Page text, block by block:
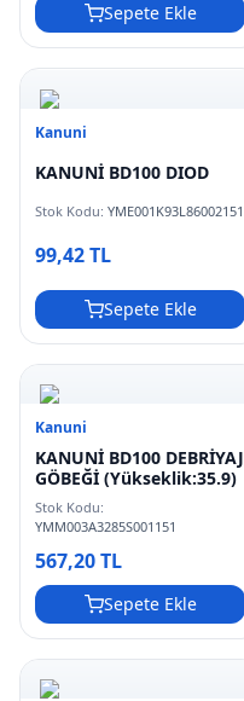
Sepete Ekle
Kanuni
KANUNİ BD100 DIOD
Stok Kodu: YME001K93L86002151
99,42 TL
Sepete Ekle
Kanuni
KANUNİ BD100 DEBRİYAJ
GÖBEĞİ (Yükseklik:35.9)
Stok Kodu:
YMM003A3285S001151
567,20 TL
Sepete Ekle